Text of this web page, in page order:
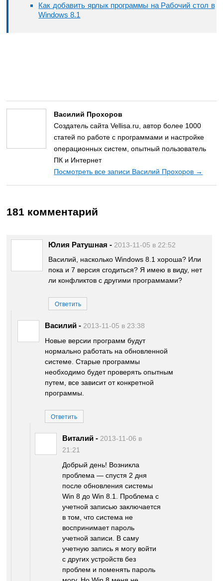
Как добавить ярлык программы на Рабочий стол в
Windows 8.1
Василий Прохоров
Создатель сайта Vellisa.ru, автор более 1000
статей по работе с программами и настройке
операционных систем, опытный пользователь
ПК и Интернет
Посмотреть все записи Василий Прохоров →
181 комментарий
Юлия Ратушная - 2013-11-05 в 22:52
Василий, насколько Windows 8.1 хороша? Или
пока и 7 версия сгодиться? Я имею в виду, нет
ли конфликтов с другими программами?
Ответить
Василий - 2013-11-05 в 23:38
Новые версии программ будут
нормально работать на обновленной
системе. Старые программы
необходимо будет проверять опытным
путем, все зависит от конкретной
программы.
Ответить
Виталий - 2013-11-06 в
21:21
Добрый день! Возникла
проблема — спустя 2 дня
после обновления системы
Win 8 до Win 8.1. Проблема с
учетной записью заключается
в том, что система не
воспринимает пароль
учетной записи. В саму
учетную запись я могу войти
с других устройств без
проблем и поменять пароль